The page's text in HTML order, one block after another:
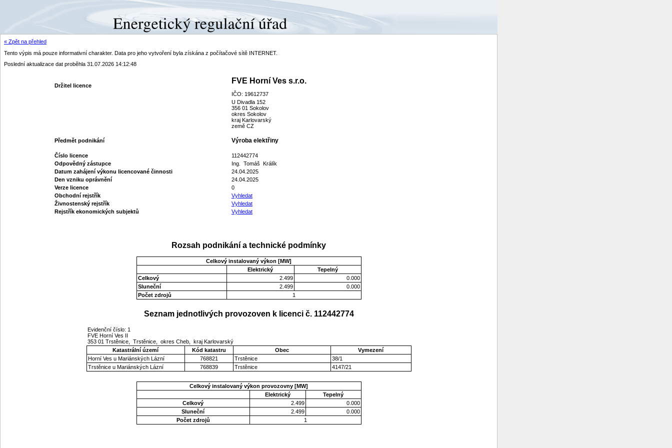
« Zpět na přehled
Tento výpis má pouze informativní charakter. Data pro jeho vytvoření byla získána z počítačové sítě INTERNET.
Poslední aktualizace dat proběhla 31.07.2026 14:12:48
Držitel licence
FVE Horní Ves s.r.o.
IČO: 19612737
U Divadla 152
356 01 Sokolov
okres Sokolov
kraj Karlovarský
země CZ
Předmět podnikání Výroba elektřiny
Číslo licence
112442774
Odpovědný zástupce
Ing. Tomáš Králík
Datum zahájení výkonu licencované činnosti
24.04.2025
Den vzniku oprávnění
24.04.2025
Verze licence
0
Obchodní rejstřík
Vyhledat
Živnostenský rejstřík
Vyhledat
Rejstřík ekonomických subjektů
Vyhledat
Rozsah podnikání a technické podmínky
Celkový instalovaný výkon [MW]
Elektrický
Tepelný
Celkový
2.499
0.000
Sluneční
2.499
0.000
Počet zdrojů
1
Seznam jednotlivých provozoven k licenci č. 112442774
Evidenční číslo: 1
FVE Horní Ves II
353 01 Trstěnice, Trstěnice, okres Cheb, kraj Karlovarský
Katastrální území
Kód katastru Obec
Vymezení
Horní Ves u Mariánských Lázní
768821 Trstěnice
38/1
Trstěnice u Mariánských Lázní
768839 Trstěnice 4147/21
Celkový instalovaný výkon provozovny [MW]
Elektrický
Tepelný
Celkový
2.499
0.000
Sluneční
2.499
0.000
Počet zdrojů
1